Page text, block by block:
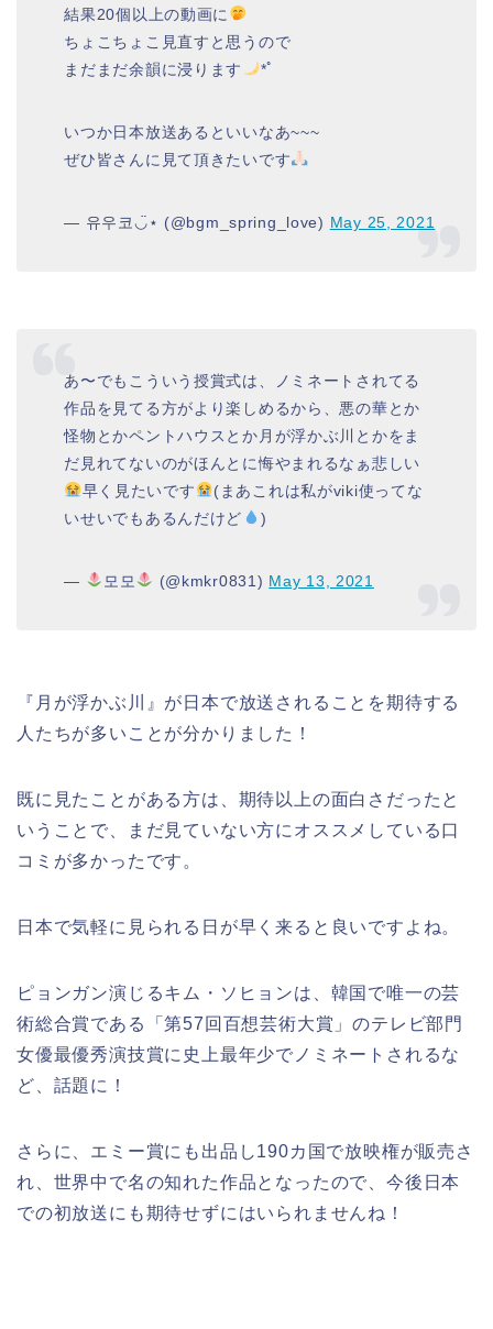
結果20個以上の動画に
ちょこちょこ見直すと思うので
まだまだ余韻に浸ります
*ﾟ
いつか日本放送あるといいなあ~~~
ぜひ皆さんに見て頂きたいです
— 유우코◡̈⋆ (@bgm_spring_love) May 25, 2021
あ〜でもこういう授賞式は、ノミネートされてる
作品を見てる方がより楽しめるから、悪の華とか
怪物とかペントハウスとか月が浮かぶ川とかをま
だ見れてないのがほんとに悔やまれるなぁ悲しい
早く見たいです
(まあこれは私がviki使ってな
いせいでもあるんだけど
)
— 모모 (@kmkr0831) May 13, 2021
『月が浮かぶ川』が日本で放送されることを期待する
人たちが多いことが分かりました！
既に見たことがある方は、期待以上の面白さだったと
いうことで、まだ見ていない方にオススメしている口
コミが多かったです。
日本で気軽に見られる日が早く来ると良いですよね。
ピョンガン演じるキム・ソヒョンは、韓国で唯一の芸
術総合賞である「第57回百想芸術大賞」のテレビ部門
女優最優秀演技賞に史上最年少でノミネートされるな
ど、話題に！
さらに、エミー賞にも出品し190カ国で放映権が販売さ
れ、世界中で名の知れた作品となったので、今後日本
での初放送にも期待せずにはいられませんね！